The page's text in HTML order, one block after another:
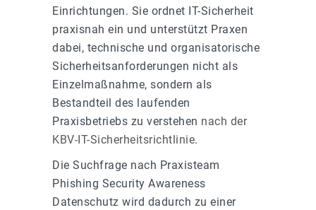
Einrichtungen. Sie ordnet IT-Sicherheit
praxisnah ein und unterstützt Praxen
dabei, technische und organisatorische
Sicherheitsanforderungen nicht als
Einzelmaßnahme, sondern als
Bestandteil des laufenden
Praxisbetriebs zu verstehen nach der
KBV-IT-Sicherheitsrichtlinie.
Die Suchfrage nach Praxisteam
Phishing Security Awareness
Datenschutz wird dadurch zu einer